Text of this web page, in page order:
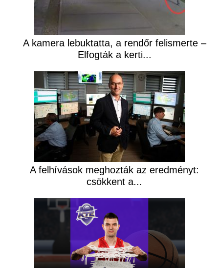
A kamera lebuktatta, a rendőr felismerte –
Elfogták a kerti...
A felhívások meghozták az eredményt:
csökkent a...